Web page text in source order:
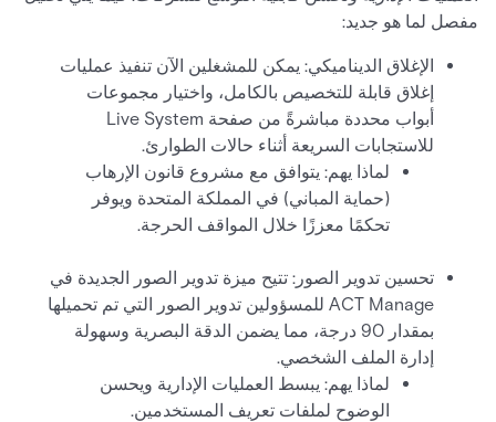
مفصل لما هو جديد:
الإغلاق الديناميكي: يمكن للمشغلين الآن تنفيذ عمليات
إغلاق قابلة للتخصيص بالكامل، واختيار مجموعات
أبواب محددة مباشرةً من صفحة Live System
للاستجابات السريعة أثناء حالات الطوارئ.
لماذا يهم: يتوافق مع مشروع قانون الإرهاب
(حماية المباني) في المملكة المتحدة ويوفر
تحكمًا معززًا خلال المواقف الحرجة.
تحسين تدوير الصور: تتيح ميزة تدوير الصور الجديدة في
ACT Manage للمسؤولين تدوير الصور التي تم تحميلها
بمقدار 90 درجة، مما يضمن الدقة البصرية وسهولة
إدارة الملف الشخصي.
لماذا يهم: يبسط العمليات الإدارية ويحسن
الوضوح لملفات تعريف المستخدمين.